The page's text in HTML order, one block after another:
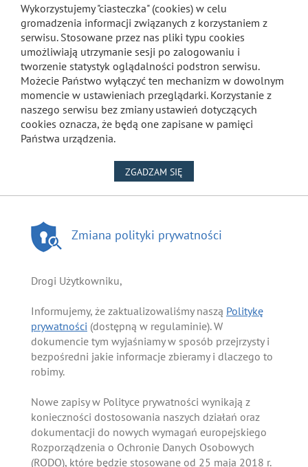
Wykorzystujemy "ciasteczka" (cookies) w celu
gromadzenia informacji związanych z korzystaniem z
serwisu. Stosowane przez nas pliki typu cookies
umożliwiają utrzymanie sesji po zalogowaniu i
tworzenie statystyk oglądalności podstron serwisu.
Możecie Państwo wyłączyć ten mechanizm w dowolnym
momencie w ustawieniach przeglądarki. Korzystanie z
naszego serwisu bez zmiany ustawień dotyczących
cookies oznacza, że będą one zapisane w pamięci
Państwa urządzenia.
ZGADZAM SIĘ
Zmiana polityki prywatności
Drogi Użytkowniku,
Informujemy, że zaktualizowaliśmy naszą Politykę
prywatności (dostępną w regulaminie). W
dokumencie tym wyjaśniamy w sposób przejrzysty i
bezpośredni jakie informacje zbieramy i dlaczego to
robimy.
Nowe zapisy w Polityce prywatności wynikają z
konieczności dostosowania naszych działań oraz
dokumentacji do nowych wymagań europejskiego
Rozporządzenia o Ochronie Danych Osobowych
(RODO), które będzie stosowane od 25 maja 2018 r.